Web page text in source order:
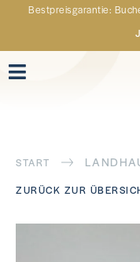
Bestpreisgarantie:
START
ZURÜCK ZUR